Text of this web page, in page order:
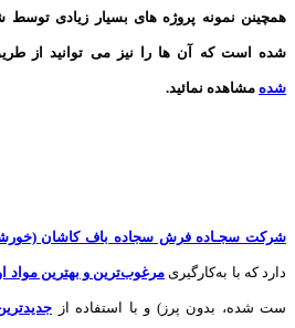
همچینن نمونه پروژه های بسیار زیادی توسط
شده است که آن ها را نیز می توانید از
شده مشاهده نمائید.
شرکت سجـاده فرش سجاده باف کاشان
دارد که با به‌کارگیری مرغوب‌ترین و بهترین مواد
ست شده، بدون پرز) و با استفاده از